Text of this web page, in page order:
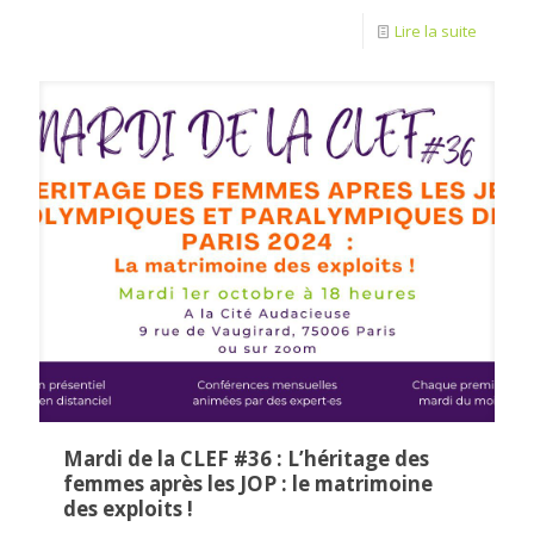
Lire la suite
Mardi de la CLEF #36 : L’héritage des
femmes après les JOP : le matrimoine
des exploits !